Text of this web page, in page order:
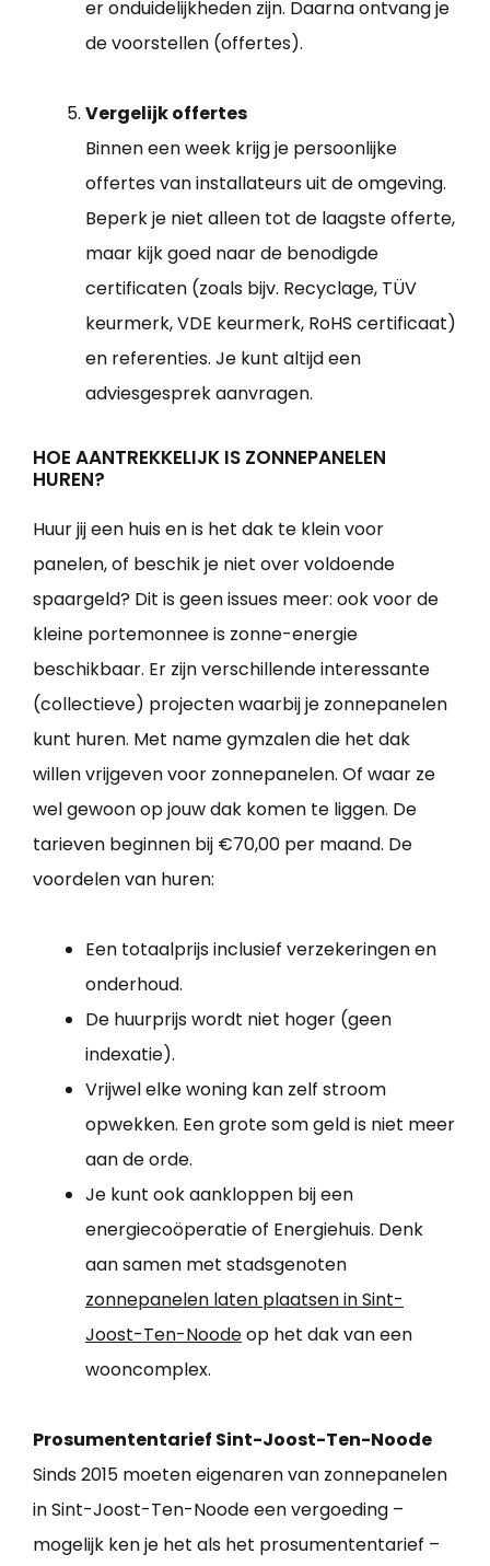
er onduidelijkheden zijn. Daarna ontvang je
de voorstellen (offertes).
Vergelijk offertes
Binnen een week krijg je persoonlijke
offertes van installateurs uit de omgeving.
Beperk je niet alleen tot de laagste offerte,
maar kijk goed naar de benodigde
certificaten (zoals bijv. Recyclage, TÜV
keurmerk, VDE keurmerk, RoHS certificaat)
en referenties. Je kunt altijd een
adviesgesprek aanvragen.
HOE AANTREKKELIJK IS ZONNEPANELEN
HUREN?
Huur jij een huis en is het dak te klein voor
panelen, of beschik je niet over voldoende
spaargeld? Dit is geen issues meer: ook voor de
kleine portemonnee is zonne-energie
beschikbaar. Er zijn verschillende interessante
(collectieve) projecten waarbij je zonnepanelen
kunt huren. Met name gymzalen die het dak
willen vrijgeven voor zonnepanelen. Of waar ze
wel gewoon op jouw dak komen te liggen. De
tarieven beginnen bij €70,00 per maand. De
voordelen van huren:
Een totaalprijs inclusief verzekeringen en
onderhoud.
De huurprijs wordt niet hoger (geen
indexatie).
Vrijwel elke woning kan zelf stroom
opwekken. Een grote som geld is niet meer
aan de orde.
Je kunt ook aankloppen bij een
energiecoöperatie of Energiehuis. Denk
aan samen met stadsgenoten
zonnepanelen laten plaatsen in Sint-
Joost-Ten-Noodeop het dak van een
wooncomplex.
Prosumententarief Sint-Joost-Ten-Noode
Sinds 2015 moeten eigenaren van zonnepanelen
in Sint-Joost-Ten-Noode een vergoeding –
mogelijk ken je het als het prosumententarief –